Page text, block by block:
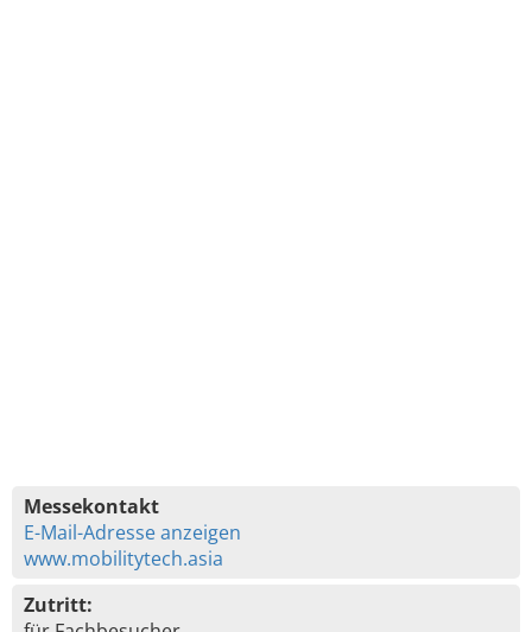
Messekontakt
E-Mail-Adresse anzeigen
www.mobilitytech.asia
Zutritt: